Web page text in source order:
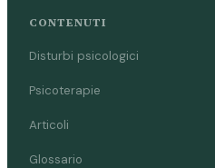
CONTENUTI
Disturbi psicologici
Psicoterapie
Articoli
Glossario